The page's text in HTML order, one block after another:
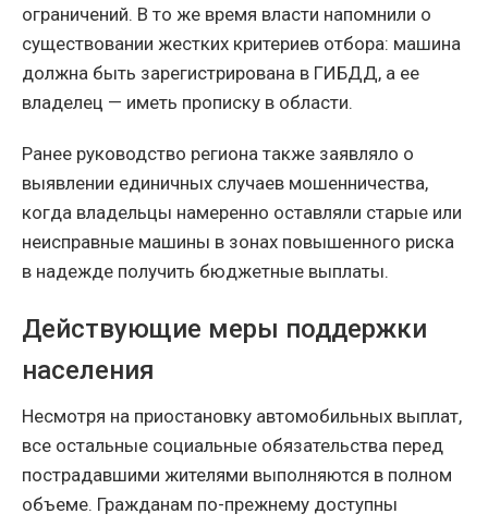
ограничений. В то же время власти напомнили о
существовании жестких критериев отбора: машина
должна быть зарегистрирована в ГИБДД, а ее
владелец — иметь прописку в области.
Ранее руководство региона также заявляло о
выявлении единичных случаев мошенничества,
когда владельцы намеренно оставляли старые или
неисправные машины в зонах повышенного риска
в надежде получить бюджетные выплаты.
Действующие меры поддержки
населения
Несмотря на приостановку автомобильных выплат,
все остальные социальные обязательства перед
пострадавшими жителями выполняются в полном
объеме. Гражданам по-прежнему доступны